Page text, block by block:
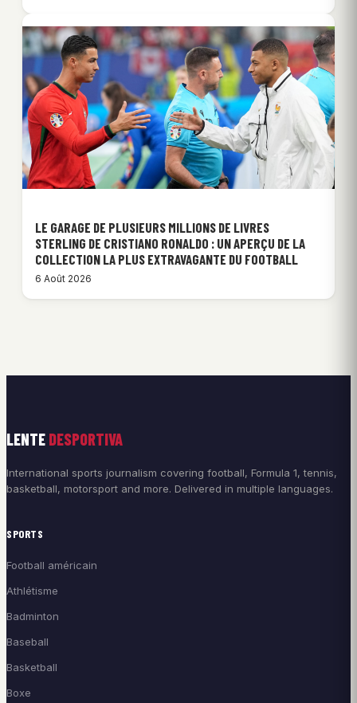
LE GARAGE DE PLUSIEURS MILLIONS DE LIVRES
STERLING DE CRISTIANO RONALDO : UN APERÇU DE LA
COLLECTION LA PLUS EXTRAVAGANTE DU FOOTBALL
6 Août 2026
LENTE DESPORTIVA
International sports journalism covering football, Formula 1, tennis,
basketball, motorsport and more. Delivered in multiple languages.
SPORTS
Football américain
Athlétisme
Badminton
Baseball
Basketball
Boxe